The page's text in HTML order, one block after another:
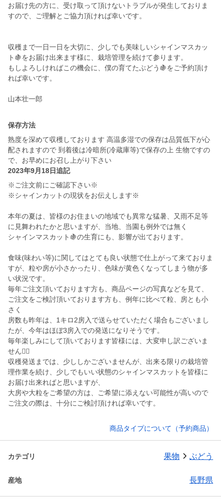
お届け先の方に、受け取って頂けないトラブルが発生しておりま
すので、ご理解とご協力頂ければ幸いです。
収穫まで一日一日を大切に、少しでも美味しいシャインマスカッ
ト🍇をお届け出来ます様に、栽培管理を続けて参ります。
もしよろしければこの機会に、僕の育てたぶどう🍇をご予約頂け
れば幸いです。
保存方法
熟度を深めて収穫しております 高温多湿での保存は品質低下が心
配されますので 到着後は冷暗所(冷蔵庫等)で保存の上 生物ですの
で、お早めにお召し上がり下さい
2023年9月18日追記
※ご注文前にご確認下さい※
※シャインカットの現状をお伝えします※
本年の夏は、皆様のお住まいの地域でも異常な猛暑、又雨不足等
に見舞われたかと思いますが、当地、当園も例外では無く
シャインマスカット🍇の生育にも、影響が出ております。
食味(味わい等)に関してはとても良い状態で仕上がって来ておりま
すが、粒や房が小さかったり、色味が黄色くなってしまう物が多
い状況です。
毎年ご注文頂いております方も、商品ページの写真などを見て、
ご注文をご検討頂いております方も、例年に比べて粒、房とも小
さく
房数も昨年は、1キロ2房入で送らせていただく場合もございまし
たが、今年はほぼ3房入での発送になりそうです。
毎年楽しみにして頂いております皆様には、大変申し訳ございま
せん🙇‍♂️
収穫発送までは、少ししかございませんが、出来る限りの栽培管
理作業を続け、少しでもいい状態のシャインマスカットを皆様に
お届け出来ればと思いますが、
大房や大粒をご希望の方は、ご希望に添えない可能性が高いので
ご注文の際は、十分にご検討頂ければ幸いです。
商品タイプについて（予約商品）
カテゴリ 果物 ぶどう
産地 長野県